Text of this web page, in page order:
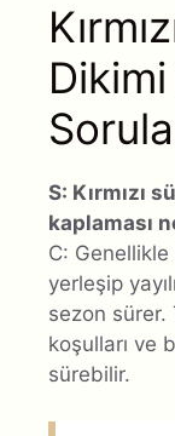
Dikimi
S: Kırmızı
kaplaması
C: Genellikle
yerleşip
sezon sürer.
koşulları ve
sürebilir.